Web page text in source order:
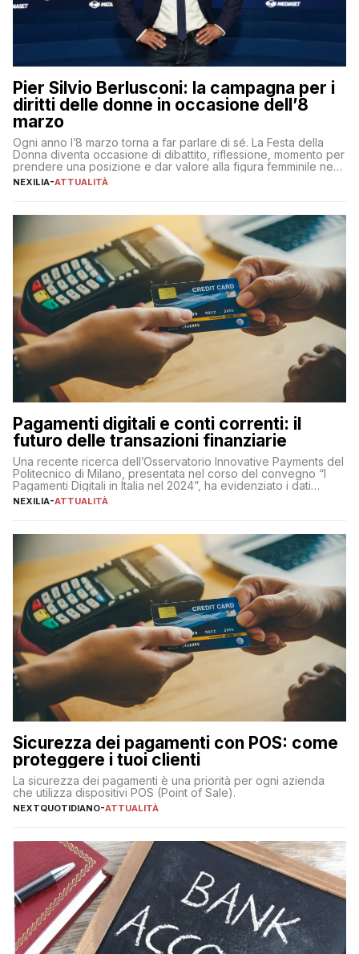
Pier Silvio Berlusconi: la campagna per i
diritti delle donne in occasione dell’8
marzo
Ogni anno l’8 marzo torna a far parlare di sé. La Festa della
Donna diventa occasione di dibattito, riflessione, momento per
prendere una posizione e dar valore alla figura femminile nella
sua complessità e crucialità. A lanciare un messaggio “forte e
NEXILIA-ATTUALITÀ
Pagamenti digitali e conti correnti: il
futuro delle transazioni finanziarie
Una recente ricerca dell’Osservatorio Innovative Payments del
Politecnico di Milano, presentata nel corso del convegno “I
Pagamenti Digitali in Italia nel 2024”, ha evidenziato i dati
definitivi del primo semestre 2024 relativamente alle
NEXILIA-ATTUALITÀ
Sicurezza dei pagamenti con POS: come
proteggere i tuoi clienti
La sicurezza dei pagamenti è una priorità per ogni azienda
che utilizza dispositivi POS (Point of Sale).
NEXTQUOTIDIANO-ATTUALITÀ